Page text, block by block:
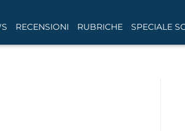
RECENSIONI RUBRICHE SPECIALE